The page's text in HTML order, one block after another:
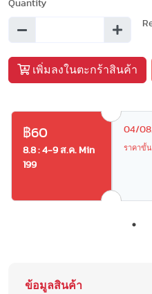
Quantity
เพิ่มลงในตะกร้าสินค้า
฿60
8.8 : 4-9 ส.ค. Min
199
04/
ราคาขั้น
ข้อมูลสินค้า